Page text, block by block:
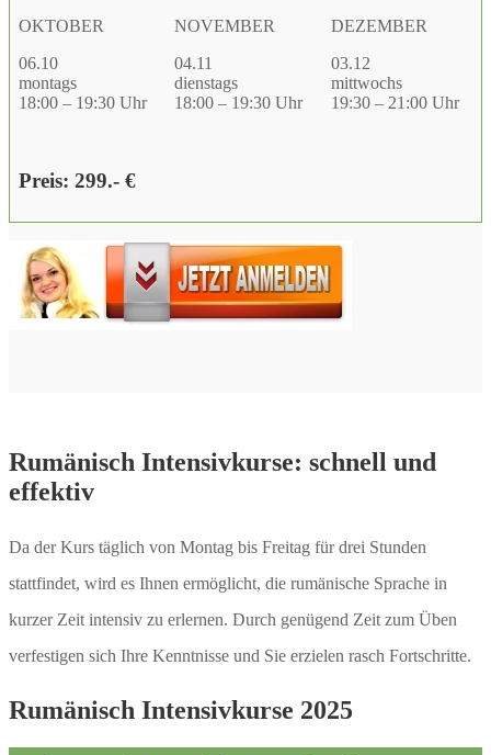
OKTOBER
NOVEMBER
DEZEMBER
06.10
montags
18:00 – 19:30 Uhr
04.11
dienstags
18:00 – 19:30 Uhr
03.12
mittwochs
19:30 – 21:00 Uhr
Preis: 299.- €
Rumänisch Intensivkurse: schnell und
effektiv
Da der Kurs täglich von Montag bis Freitag für drei Stunden
stattfindet, wird es Ihnen ermöglicht, die rumänische Sprache in
kurzer Zeit intensiv zu erlernen. Durch genügend Zeit zum Üben
verfestigen sich Ihre Kenntnisse und Sie erzielen rasch Fortschritte.
Rumänisch Intensivkurse 2025